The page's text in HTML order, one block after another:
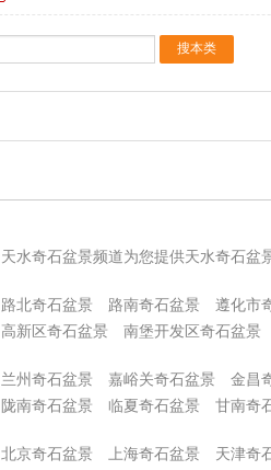
天水奇石盆景频道为您提供天水奇石盆
路北奇石盆景 路南奇石盆景 遵化市
高新区奇石盆景
南堡开发区奇石盆景
兰州奇石盆景 嘉峪关奇石盆景 金昌
陇南奇石盆景
临夏奇石盆景 甘南奇
北京奇石盆景 上海奇石盆景 天津奇